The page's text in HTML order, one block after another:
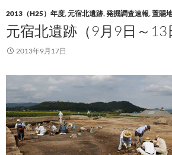
2013（H25）年度,元宿北遺跡,発掘調査速報,置賜
元宿北遺跡（9月9日～13
2013年9月17日